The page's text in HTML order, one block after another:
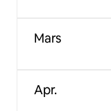
Mars
Apr.